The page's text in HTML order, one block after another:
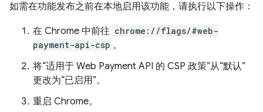
如需在功能发布之前在本地启用该功能，请执行以下操作：
在 Chrome 中前往 chrome://flags/#web-
payment-api-csp 。
将“适用于 Web Payment API 的 CSP 政策”从“默认”
更改为“已启用”。
重启 Chrome。